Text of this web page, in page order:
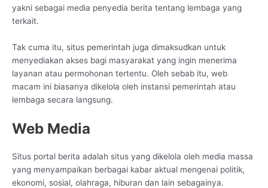
yakni sebagai media penyedia berita tentang lembaga yang
terkait.
Tak cuma itu, situs pemerintah juga dimaksudkan untuk
menyediakan akses bagi masyarakat yang ingin menerima
layanan atau permohonan tertentu. Oleh sebab itu, web
macam ini biasanya dikelola oleh instansi pemerintah atau
lembaga secara langsung.
Web Media
Situs portal berita adalah situs yang dikelola oleh media massa
yang menyampaikan berbagai kabar aktual mengenai politik,
ekonomi, sosial, olahraga, hiburan dan lain sebagainya.